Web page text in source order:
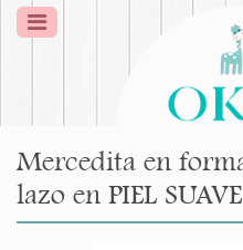
Mercedita en
lazo en PIEL